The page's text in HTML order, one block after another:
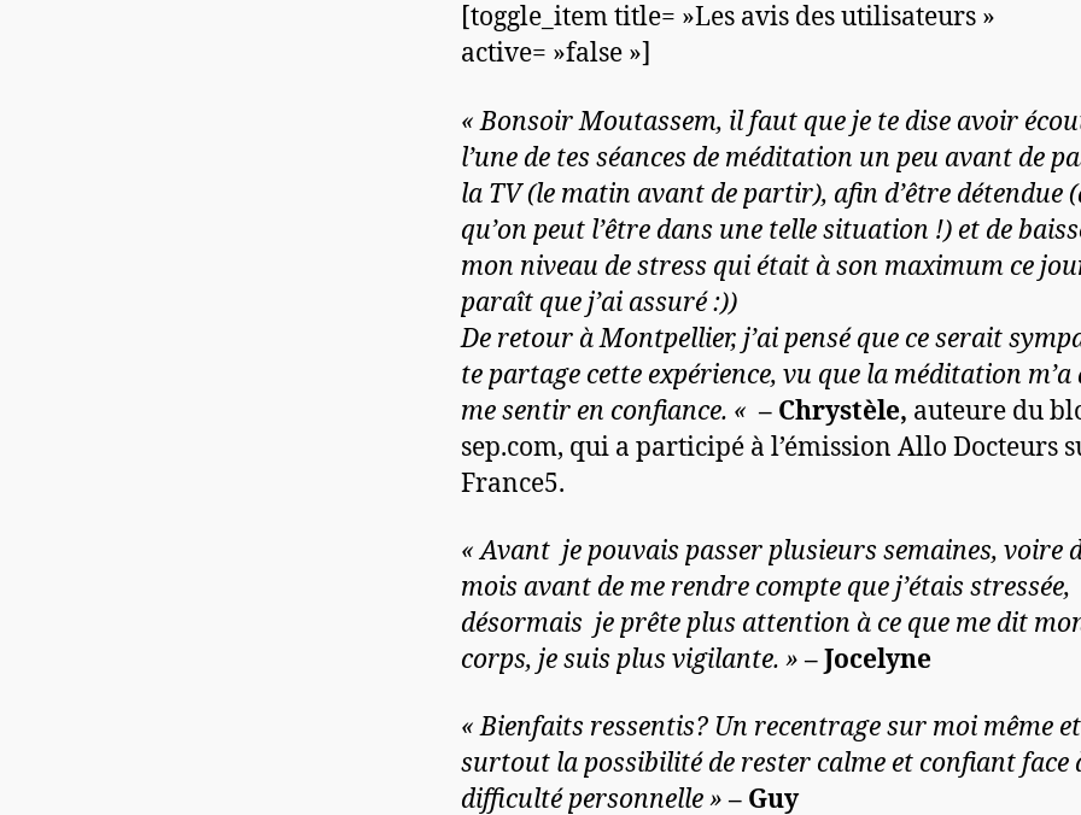
[toggle_item title= »Les avis des utilisateurs »
active= »false »]
« Bonsoir Moutassem, il faut que je te dise avoir
l’une de tes séances de méditation un peu avant de
la TV (le matin avant de partir), afin d’être détendue
qu’on peut l’être dans une telle situation !) et de
mon niveau de stress qui était à son maximum ce
paraît que j’ai assuré :))
De retour à Montpellier, j’ai pensé que ce serait
te partage cette expérience, vu que la méditation m’a
me sentir en confiance. « – Chrystèle, auteure du
sep.com, qui a participé à l’émission Allo Docteurs
France5.
« Avant je pouvais passer plusieurs semaines, voire
mois avant de me rendre compte que j’étais stressée,
désormais je prête plus attention à ce que me dit
corps, je suis plus vigilante. » – Jocelyne
« Bienfaits ressentis? Un recentrage sur moi même et
surtout la possibilité de rester calme et confiant face
difficulté personnelle » – Guy